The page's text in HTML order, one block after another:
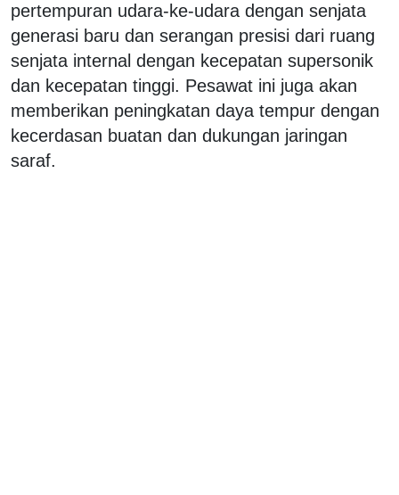
pertempuran udara-ke-udara dengan senjata
generasi baru dan serangan presisi dari ruang
senjata internal dengan kecepatan supersonik
dan kecepatan tinggi. Pesawat ini juga akan
memberikan peningkatan daya tempur dengan
kecerdasan buatan dan dukungan jaringan
saraf.